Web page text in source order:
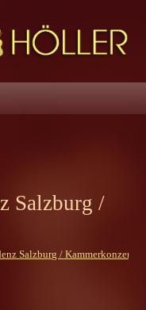
Salzburg /
Salzburg / Kammerkonzert